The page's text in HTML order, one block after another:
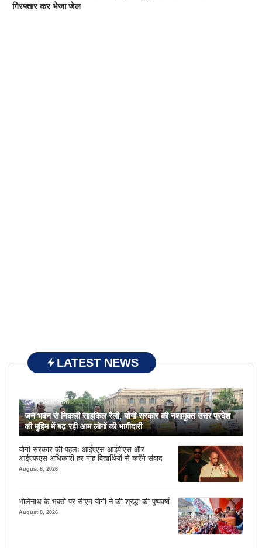
गिरफ्तार कर भेजा जेल
LATEST NEWS
August 8, 2026
जन भवन से निकली साइकिल रैली, योगी सरकार की नशामुक्त उत्तर प्रदेश
की मुहिम में बढ़ रही आम लोगों की भागीदारी
योगी सरकार की पहलः आईएएस-आईपीएस और
आईएफएस अधिकारी हर माह विद्यार्थियों से करेंगे संवाद
August 8, 2026
भोलेनाथ के भक्तों पर सीएम योगी ने की श्रद्धा की पुष्पवर्षा
August 8, 2026